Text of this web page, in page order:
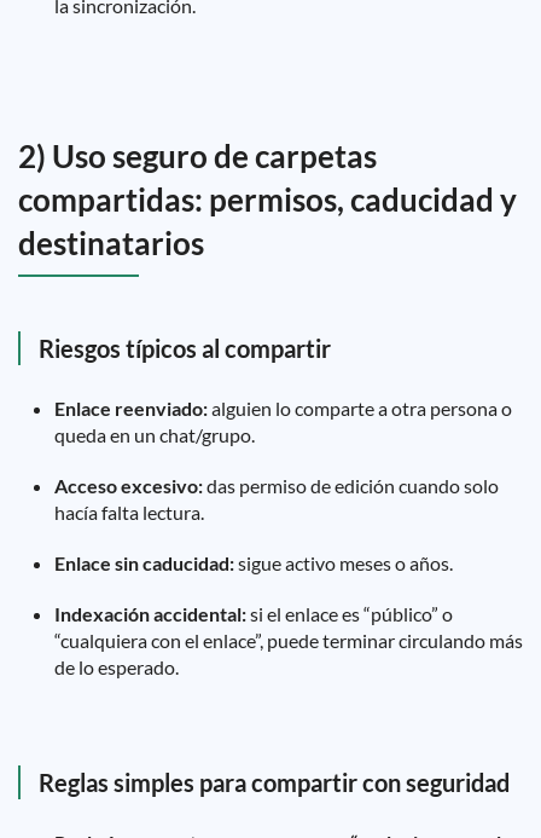
la sincronización.
2) Uso seguro de carpetas
compartidas: permisos, caducidad y
destinatarios
Riesgos típicos al compartir
Enlace reenviado:alguien lo comparte a otra persona o
queda en un chat/grupo.
Acceso excesivo:das permiso de edición cuando solo
hacía falta lectura.
Enlace sin caducidad:sigue activo meses o años.
Indexación accidental:si el enlace es “público” o
“cualquiera con el enlace”, puede terminar circulando más
de lo esperado.
Reglas simples para compartir con seguridad